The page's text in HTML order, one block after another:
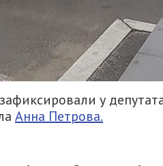
у
Анна Петрова.